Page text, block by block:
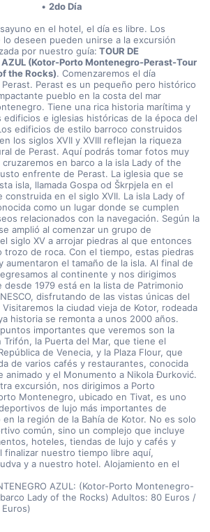
2do Día
en el hotel, el día es libre. Los
lo deseen pueden unirse a la excursión
por nuestro guía: TOUR DE
AZUL (Kotor-Porto Montenegro-Perast-Tour
the Rocks). Comenzaremos el día
Perast es un pequeño pero histórico
pueblo en la costa del mar
Tiene una rica historia marítima y
edificios e iglesias históricas de la época del
edificios de estilo barroco construidos
los siglos XVII y XVIII reflejan la riqueza
de Perast. Aquí podrás tomar fotos muy
en barco a la isla Lady of the
enfrente de Perast. La iglesia que se
isla, llamada Gospa od Škrpjela en el
construida en el siglo XVII. La isla Lady of
como un lugar donde se cumplen
relacionados con la navegación. Según la
amplió al comenzar un grupo de
siglo XV a arrojar piedras al que entonces
trozo de roca. Con el tiempo, estas piedras
aumentaron el tamaño de la isla. Al final de
al continente y nos dirigimos
desde 1979 está en la lista de Patrimonio
disfrutando de las vistas únicas del
la ciudad vieja de Kotor, rodeada
historia se remonta a unos 2000 años.
importantes que veremos son la
Trifón, la Puerta del Mar, que tiene el
de Venecia, y la Plaza Flour, que
de varios cafés y restaurantes, conocida
animado y el Monumento a Nikola Đurković.
excursión, nos dirigimos a Porto
Montenegro, ubicado en Tivat, es uno
de lujo más importantes de
en la región de la Bahía de Kotor. No es solo
común, sino un complejo que incluye
hoteles, tiendas de lujo y cafés y
finalizar nuestro tiempo libre aquí,
y a nuestro hotel. Alojamiento en el
AZUL: (Kotor-Porto Montenegro-
Lady of the Rocks) Adultos: 80 Euros /